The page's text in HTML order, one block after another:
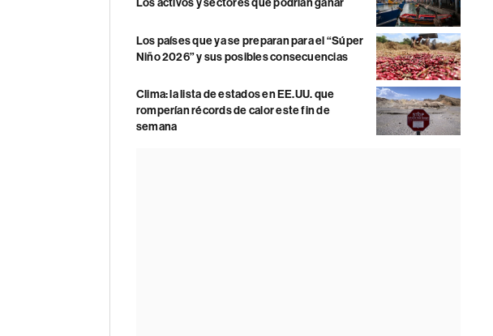
Los activos y sectores que podrían ganar
Los países que ya se preparan para el “Súper
Niño 2026” y sus posibles consecuencias
Clima: la lista de estados en EE.UU. que
romperían récords de calor este fin de
semana